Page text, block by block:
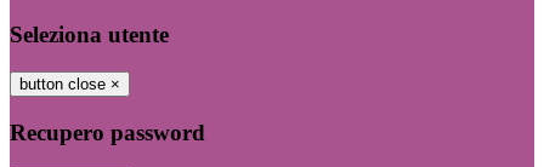
Seleziona utente
button close ×
Recupero password